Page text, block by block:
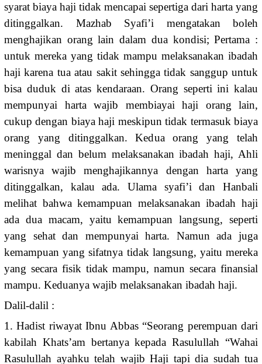
syarat biaya haji tidak mencapai sepertiga dari harta yang
ditinggalkan. Mazhab Syafi’i mengatakan boleh
menghajikan orang lain dalam dua kondisi; Pertama :
untuk mereka yang tidak mampu melaksanakan ibadah
haji karena tua atau sakit sehingga tidak sanggup untuk
bisa duduk di atas kendaraan. Orang seperti ini kalau
mempunyai harta wajib membiayai haji orang lain,
cukup dengan biaya haji meskipun tidak termasuk biaya
orang yang ditinggalkan. Kedua orang yang telah
meninggal dan belum melaksanakan ibadah haji, Ahli
warisnya wajib menghajikannya dengan harta yang
ditinggalkan, kalau ada. Ulama syafi’i dan Hanbali
melihat bahwa kemampuan melaksanakan ibadah haji
ada dua macam, yaitu kemampuan langsung, seperti
yang sehat dan mempunyai harta. Namun ada juga
kemampuan yang sifatnya tidak langsung, yaitu mereka
yang secara fisik tidak mampu, namun secara finansial
mampu. Keduanya wajib melaksanakan ibadah haji.
Dalil-dalil :
1. Hadist riwayat Ibnu Abbas “Seorang perempuan dari
kabilah Khats’am bertanya kepada Rasulullah “Wahai
Rasulullah ayahku telah wajib Haji tapi dia sudah tua